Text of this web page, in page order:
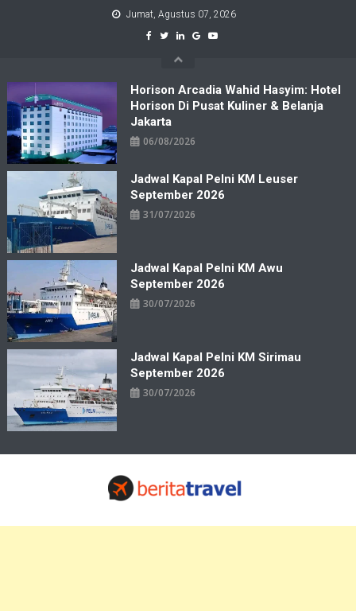
Jumat, Agustus 07, 2026
Horison Arcadia Wahid Hasyim: Hotel
Horison Di Pusat Kuliner & Belanja
Jakarta
06/08/2026
Jadwal Kapal Pelni KM Leuser
September 2026
31/07/2026
Jadwal Kapal Pelni KM Awu
September 2026
30/07/2026
Jadwal Kapal Pelni KM Sirimau
September 2026
30/07/2026
Travelbiz